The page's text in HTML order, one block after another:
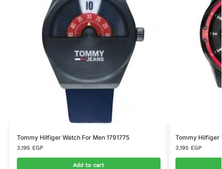
Tommy Hilfiger Watch For Men 1791775
3,195 EGP
Add to cart
Tommy Hilfiger
3,195 EGP